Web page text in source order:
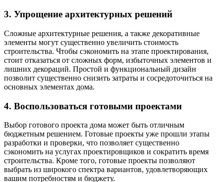
3. Упрощение архитектурных решений
Сложные архитектурные решения, а также декоративные
элементы могут существенно увеличить стоимость
строительства. Чтобы сэкономить на этапе проектирования,
стоит отказаться от сложных форм, избыточных элементов и
лишних декораций. Простой и функциональный дизайн
позволит существенно снизить затраты и сосредоточиться на
основных элементах дома.
4. Воспользоваться готовыми проектами
Выбор готового проекта дома может быть отличным
бюджетным решением. Готовые проекты уже прошли этапы
разработки и проверки, что позволяет существенно
сэкономить на услугах проектировщиков и сократить время
строительства. Кроме того, готовые проекты позволяют
выбрать из широкого спектра вариантов, удовлетворяющих
вашим потребностям и бюджету.